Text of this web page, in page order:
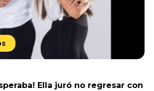
Ella juró no regresar con